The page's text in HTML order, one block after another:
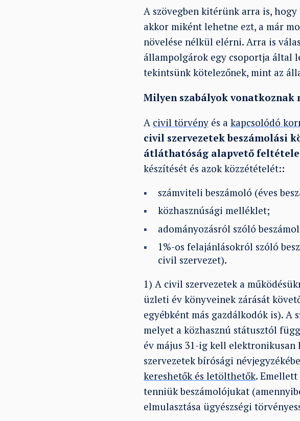
A szövegben kitérünk arra is,
akkor miként lehetne ezt, a már
növelése nélkül elérni. Arra is
állampolgárok egy csoportja által
tekintsünk kötelezőnek, mint az
Milyen szabályok
A civil törvényés a kapcsolódó
civil szervezetek beszámolási
átláthatóság alapvető
készítését és azok közzétételét::
számviteli beszámoló (éves
közhasznúsági melléklet;
adományozásról szóló
1%-os felajánlásokról szóló
civil szervezet).
1) A civil szervezetek a
üzleti év könyveinek zárását
egyébként más gazdálkodók is). A
melyet a közhasznú státusztól
év május 31-ig kell elektronikusan
szervezetek bírósági
kereshetők és letölthetők. Emellett
tenniük beszámolójukat
elmulasztása ügyészségi